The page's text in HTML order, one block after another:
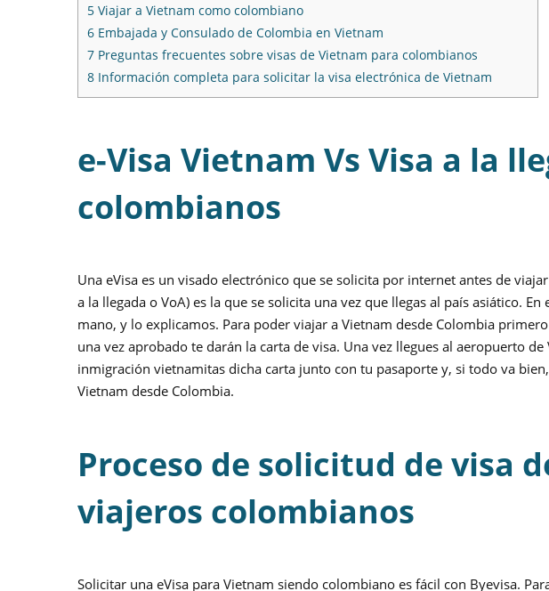
5 Viajar a Vietnam como colombiano
6 Embajada y Consulado de Colombia en Vietnam
7 Preguntas frecuentes sobre visas de Vietnam para colombianos
8 Información completa para solicitar la visa electrónica de Vietnam
e-Visa Vietnam Vs Visa a la
colombianos
Una eVisa es un visado electrónico que se solicita por internet antes de
a la llegada o VoA) es la que se solicita una vez que llegas al país asiático.
mano, y lo explicamos. Para poder viajar a Vietnam desde Colombia
una vez aprobado te darán la carta de visa. Una vez llegues al aeropuerto
inmigración vietnamitas dicha carta junto con tu pasaporte y, si todo va
Vietnam desde Colombia.
Proceso de solicitud de visa
viajeros colombianos
Solicitar una eVisa para Vietnam siendo colombiano es fácil con Byevisa.